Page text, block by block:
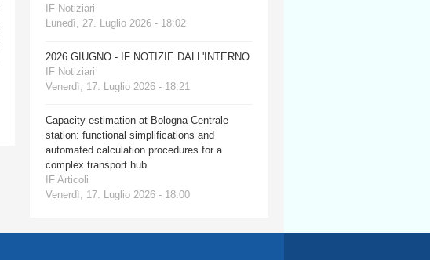
IF Notiziari
Lunedì, 27. Luglio 2026 - 18:02
2026 GIUGNO - IF NOTIZIE DALL'INTERNO
IF Notiziari
Venerdì, 17. Luglio 2026 - 18:21
Capacity estimation at Bologna Centrale
station: functional simplifications and
automated calculation procedures for a
complex transport hub
IF Articoli
Venerdì, 17. Luglio 2026 - 18:00